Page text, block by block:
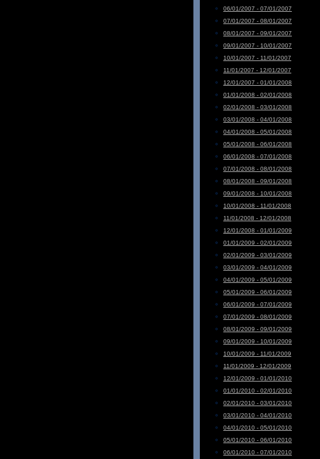
06/01/2007 - 07/01/2007
07/01/2007 - 08/01/2007
08/01/2007 - 09/01/2007
09/01/2007 - 10/01/2007
10/01/2007 - 11/01/2007
11/01/2007 - 12/01/2007
12/01/2007 - 01/01/2008
01/01/2008 - 02/01/2008
02/01/2008 - 03/01/2008
03/01/2008 - 04/01/2008
04/01/2008 - 05/01/2008
05/01/2008 - 06/01/2008
06/01/2008 - 07/01/2008
07/01/2008 - 08/01/2008
08/01/2008 - 09/01/2008
09/01/2008 - 10/01/2008
10/01/2008 - 11/01/2008
11/01/2008 - 12/01/2008
12/01/2008 - 01/01/2009
01/01/2009 - 02/01/2009
02/01/2009 - 03/01/2009
03/01/2009 - 04/01/2009
04/01/2009 - 05/01/2009
05/01/2009 - 06/01/2009
06/01/2009 - 07/01/2009
07/01/2009 - 08/01/2009
08/01/2009 - 09/01/2009
09/01/2009 - 10/01/2009
10/01/2009 - 11/01/2009
11/01/2009 - 12/01/2009
12/01/2009 - 01/01/2010
01/01/2010 - 02/01/2010
02/01/2010 - 03/01/2010
03/01/2010 - 04/01/2010
04/01/2010 - 05/01/2010
05/01/2010 - 06/01/2010
06/01/2010 - 07/01/2010